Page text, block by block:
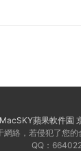
蘋果軟件園
網絡，若侵犯了您
QQ：